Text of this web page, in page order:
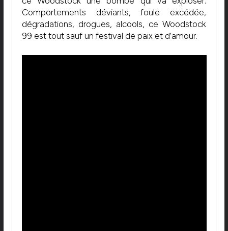
Comportements déviants, foule excédée,
dégradations, drogues, alcools, ce Woodstock
99 est tout sauf un festival de paix et d’amour.